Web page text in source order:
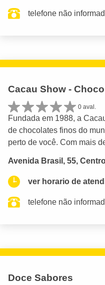
telefone não
Cacau Show -
0 aval.
Fundada em 1988, a
de chocolates finos do
perto de você. Com mais
Avenida Brasil, 55,
ver horario de
telefone não
Doce Sabores